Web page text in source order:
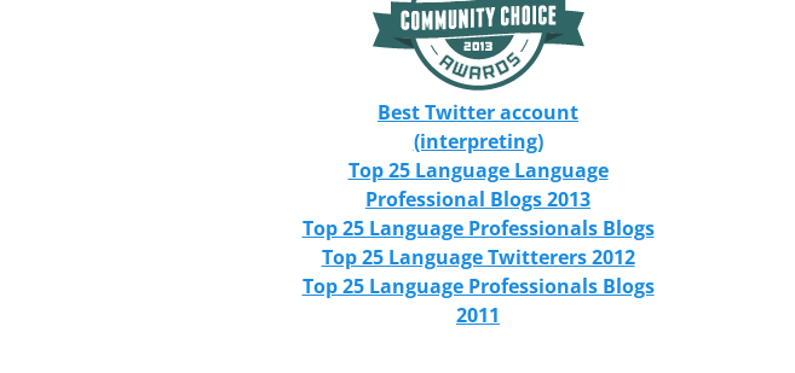
Best Twitter account
(interpreting)
Top 25 Language Language
Professional Blogs 2013
Top 25 Language Professionals Blogs
Top 25 Language Twitterers 2012
Top 25 Language Professionals Blogs
2011